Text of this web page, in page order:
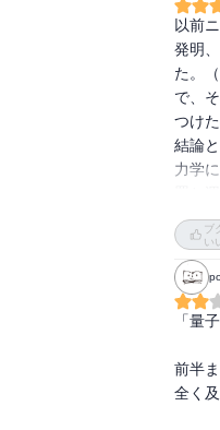
以前
発明
た。
で、
つけ
結論
力学
しく
感じ
ただ
の位
ある
タに
す。
ブ
い
「量
前半
全く